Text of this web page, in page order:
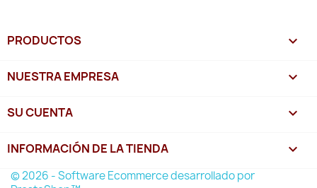
PRODUCTOS 
NUESTRA EMPRESA 
SU CUENTA 
INFORMACIÓN DE LA TIENDA keyboard_arrow_down
© 2026 - Software Ecommerce desarrollado por